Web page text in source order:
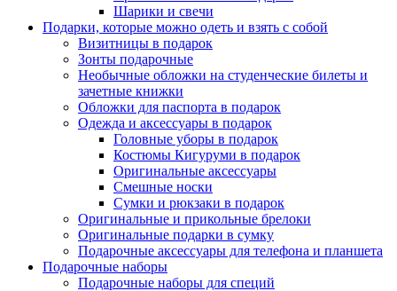
Шарики и свечи
Подарки, которые можно одеть и взять с собой
Визитницы в подарок
Зонты подарочные
Необычные обложки на студенческие билеты и
зачетные книжки
Обложки для паспорта в подарок
Одежда и аксессуары в подарок
Головные уборы в подарок
Костюмы Кигуруми в подарок
Оригинальные аксессуары
Смешные носки
Сумки и рюкзаки в подарок
Оригинальные и прикольные брелоки
Оригинальные подарки в сумку
Подарочные аксессуары для телефона и планшета
Подарочные наборы
Подарочные наборы для специй